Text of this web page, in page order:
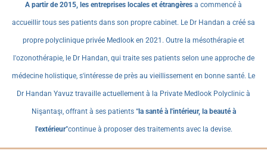
A partir de 2015, les entreprises locales et étrangères a commencé à
accueillir tous ses patients dans son propre cabinet. Le Dr Handan a créé sa
propre polyclinique privée Medlook en 2021. Outre la mésothérapie et
l'ozonothérapie, le Dr Handan, qui traite ses patients selon une approche de
médecine holistique, s'intéresse de près au vieillissement en bonne santé. Le
Dr Handan Yavuz travaille actuellement à la Private Medlook Polyclinic à
Nişantaşı, offrant à ses patients “la santé à l'intérieur, la beauté à
l'extérieur”continue à proposer des traitements avec la devise.